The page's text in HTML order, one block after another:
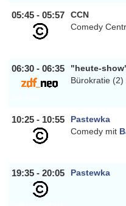
05:45 - 05:57
CCN
Comedy
06:30 - 06:35
"heute-
Bürokratie (2)
10:25 - 10:55
Pastewka
Comedy mit
19:35 - 20:05 Pastewka